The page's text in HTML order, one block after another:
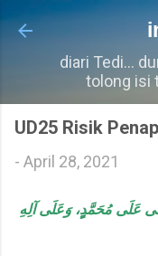
diari Tedi...
tolong isi
UD25 Risik
- April 28, 2021
عَلَى مُحَمَّدٍٍ، وَعَلَى آلِهِ